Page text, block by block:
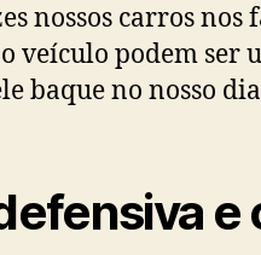
nossos carros nos
veículo podem ser
baque no nosso
e